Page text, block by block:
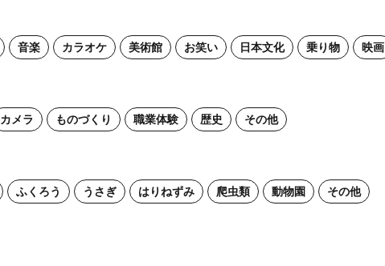
音楽 カラオケ 美術館 お笑い 日本文化 乗り物 映画
カメラ ものづくり 職業体験 歴史 その他
ふくろう うさぎ はりねずみ 爬虫類 動物園 その他